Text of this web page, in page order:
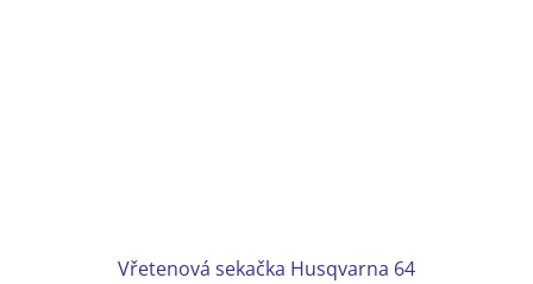
Vřetenová sekačka Husqvarna 64